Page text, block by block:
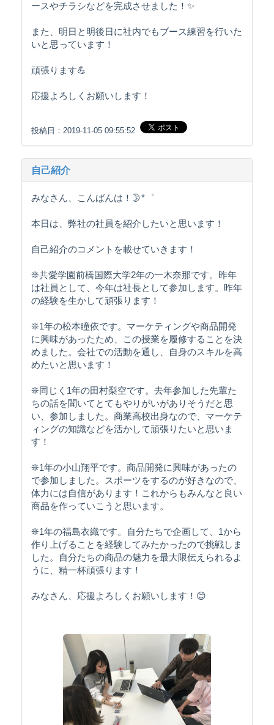
ースやチラシなどを完成させました！✨
また、明日と明後日に社内でもブース練習を行いた
いと思っています！
頑張ります💪
応援よろしくお願いします！
投稿日：2019-11-05 09:55:52
自己紹介
みなさん、こんばんは！🌛*゜
本日は、弊社の社員を紹介したいと思います！
自己紹介のコメントを載せていきます！
❊共愛学園前橋国際大学2年の一木奈那です。昨年
は社員として、今年は社長として参加します。昨年
の経験を生かして頑張ります！
❊1年の松本瞳依です。マーケティングや商品開発
に興味があったため、この授業を履修することを決
めました。会社での活動を通し、自身のスキルを高
めたいと思います！
❊同じく1年の田村梨空です。去年参加した先輩た
ちの話を聞いてとてもやりがいがありそうだと思
い、参加しました。商業高校出身なので、マーケテ
ィングの知識などを活かして頑張りたいと思いま
す！
❊1年の小山翔平です。商品開発に興味があったの
で参加しました。スポーツをするのが好きなので、
体力には自信があります！これからもみんなと良い
商品を作っていこうと思います。
❊1年の福島衣織です。自分たちで企画して、1から
作り上げることを経験してみたかったので挑戦しま
した。自分たちの商品の魅力を最大限伝えられるよ
うに、精一杯頑張ります！
みなさん、応援よろしくお願いします！😊